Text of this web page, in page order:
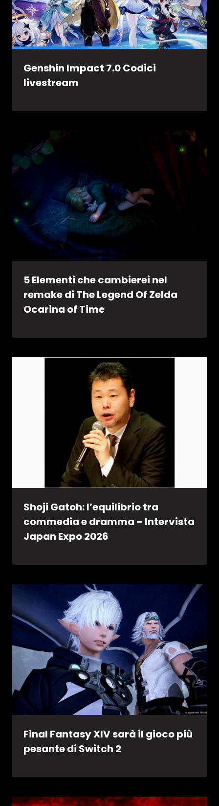
Genshin Impact 7.0 Codici
livestream
5 Elementi che cambierei nel
remake di The Legend Of Zelda
Ocarina of Time
Shoji Gatoh: l’equilibrio tra
commedia e dramma – Intervista
Japan Expo 2026
Final Fantasy XIV sarà il gioco più
pesante di Switch 2